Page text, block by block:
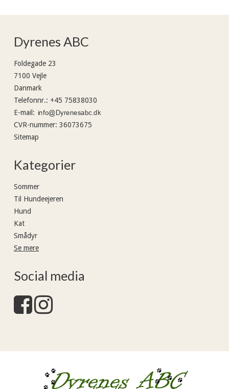
Dyrenes ABC
Foldegade 23
7100 Vejle
Danmark
Telefonnr.: +45 75838030
E-mail :
CVR-nummer: 36073675
Sitemap
Kategorier
Sommer
Til Hundeejeren
Hund
Kat
Smådyr
Se mere
Social media